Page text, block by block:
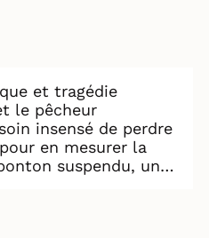
et tragédie
le pêcheur
insensé de perdre
en mesurer la
suspendu, un
que le debout d’une